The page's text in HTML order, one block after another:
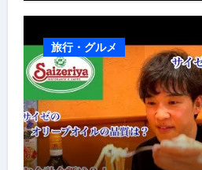
風景】
旅行・グルメ